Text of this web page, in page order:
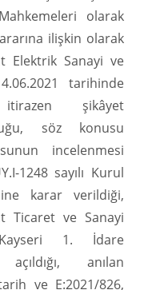
olarak
ilişkin olarak
Elektrik Sanayi ve
tarihinde
şikâyet
söz konusu
incelenmesi
1248 sayılı Kurul
karar verildiği,
Ticaret ve Sanayi
1. İdare
anılan
ve E:2021/826,